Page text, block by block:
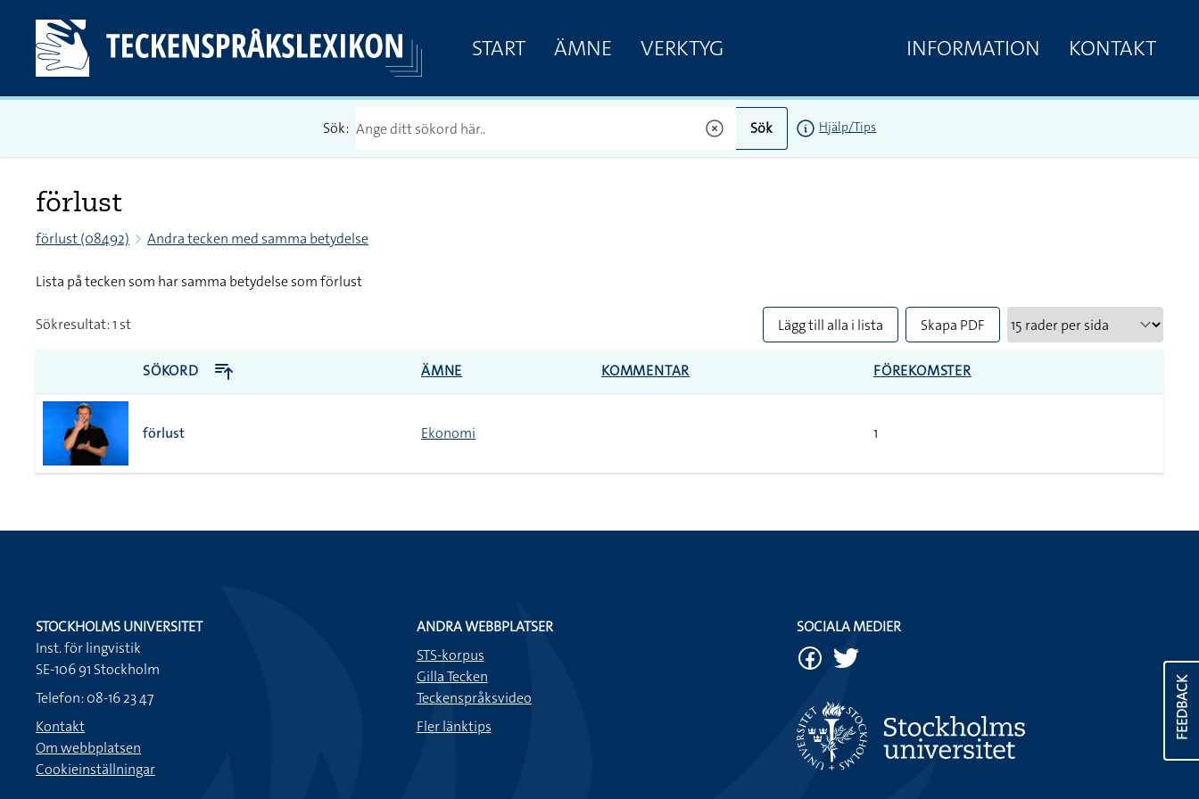
START ÄMNE VERKTYG INFORMATION KONTAKT
Sök: Sök Hjälp/Tips
förlust
förlust (08492) Andra tecken med samma betydelse
Lista på tecken som har samma betydelse som förlust
Sökresultat: 1 st Lägg till alla i lista Skapa PDF
SÖKORD ÄMNE KOMMENTAR FÖREKOMSTER
förlust Ekonomi 1
FEEDBACK
STOCKHOLMS UNIVERSITET
Inst. för lingvistik
SE-106 91 Stockholm
Telefon: 08-16 23 47
Kontakt
Om webbplatsen
Cookieinställningar
ANDRA WEBBPLATSER
STS-korpus
Gilla Tecken
Teckenspråksvideo
Fler länktips
SOCIALA MEDIER